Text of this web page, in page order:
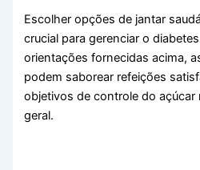
Escolher opções de jantar
crucial para gerenciar o
orientações fornecidas acima,
podem saborear refeições
objetivos de controle do açúcar
geral.